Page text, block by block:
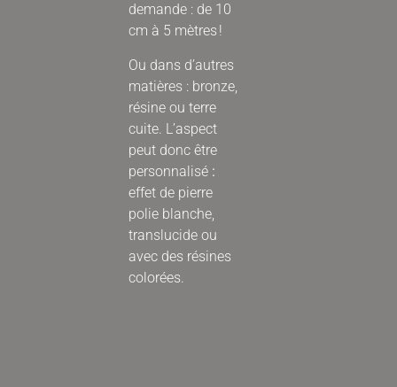
demande : de 10
cm à 5 mètres !
Ou dans d’autres
matières : bronze,
résine ou terre
cuite. L’aspect
peut donc être
personnalisé:
effet de pierre
polie blanche,
translucide ou
avec des résines
colorées.